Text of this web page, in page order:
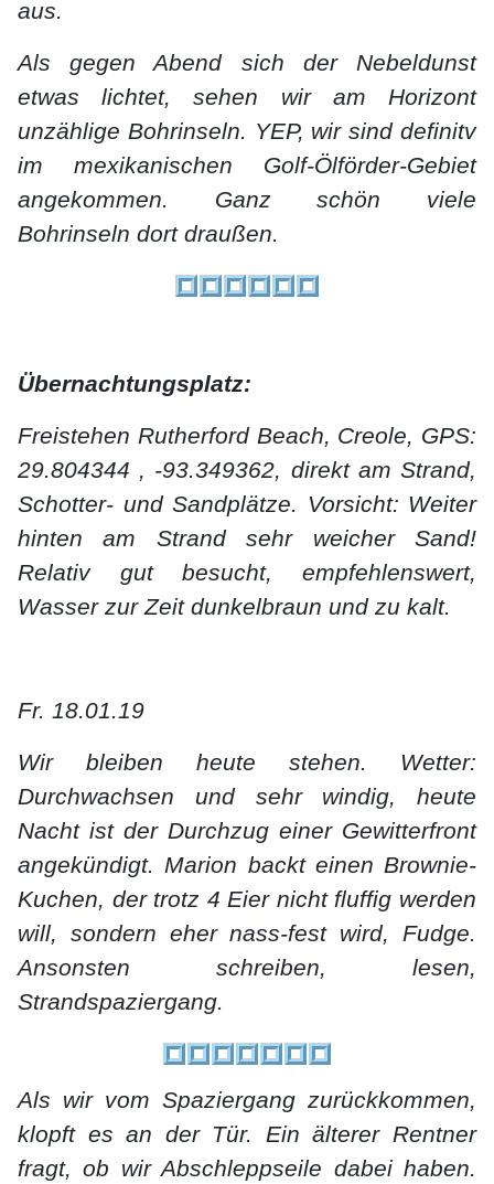
aus.
Als gegen Abend sich der Nebeldunst
etwas lichtet, sehen wir am Horizont
unzählige Bohrinseln. YEP, wir sind definitv
im mexikanischen Golf-Ölförder-Gebiet
angekommen. Ganz schön viele
Bohrinseln dort draußen.
Übernachtungsplatz:
Freistehen Rutherford Beach, Creole, GPS:
29.804344 , -93.349362, direkt am Strand,
Schotter- und Sandplätze. Vorsicht: Weiter
hinten am Strand sehr weicher Sand!
Relativ gut besucht, empfehlenswert,
Wasser zur Zeit dunkelbraun und zu kalt.
Fr. 18.01.19
Wir bleiben heute stehen. Wetter:
Durchwachsen und sehr windig, heute
Nacht ist der Durchzug einer Gewitterfront
angekündigt. Marion backt einen Brownie-
Kuchen, der trotz 4 Eier nicht fluffig werden
will, sondern eher nass-fest wird, Fudge.
Ansonsten schreiben, lesen,
Strandspaziergang.
Als wir vom Spaziergang zurückkommen,
klopft es an der Tür. Ein älterer Rentner
fragt, ob wir Abschleppseile dabei haben.